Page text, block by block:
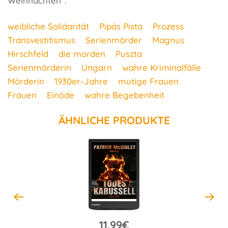
weibliche Solidarität Pipás Pista
Prozess
Transvestitismus
Serienmörder
Magnus
Hirschfeld
die morden
Puszta
Serienmörderin
Ungarn
wahre Kriminalfälle
Mörderin
1930er-Jahre
mutige Frauen
Frauen
Einöde wahre Begebenheit
ÄHNLICHE PRODUKTE
11.99€